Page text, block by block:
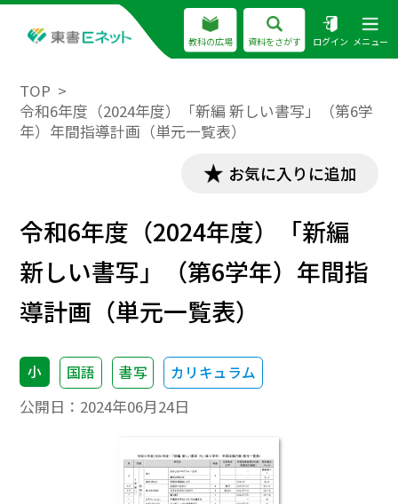
教科の広場 資料をさがす ログイン メニュー
TOP
令和6年度（2024年度）「新編 新しい書写」（第6学
年）年間指導計画（単元一覧表）
お気に入りに追加
令和6年度（2024年度）「新編
新しい書写」（第6学年）年間指
導計画（単元一覧表）
小 国語 書写 カリキュラム
公開日： 2024年06月24日